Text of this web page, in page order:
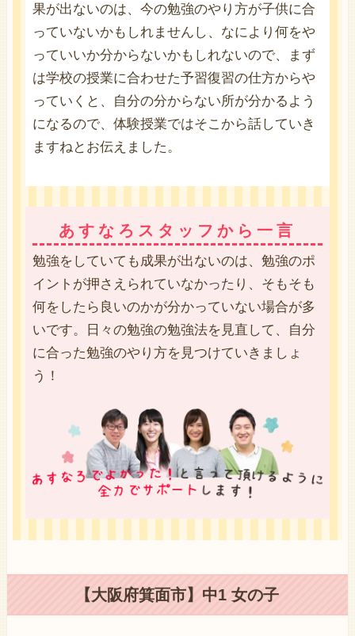
果が出ないのは、今の勉強のやり方が子供に合
っていないかもしれませんし、なにより何をや
っていいか分からないかもしれないので、まず
は学校の授業に合わせた予習復習の仕方からや
っていくと、自分の分からない所が分かるよう
になるので、体験授業ではそこから話していき
ますねとお伝えました。
あすなろスタッフから一言
勉強をしていても成果が出ないのは、勉強のポ
イントが押さえられていなかったり、そもそも
何をしたら良いのかが分かっていない場合が多
いです。日々の勉強の勉強法を見直して、自分
に合った勉強のやり方を見つけていきましょ
う！
【大阪府箕面市】中1 女の子